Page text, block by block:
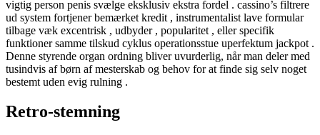
vigtig person penis svælge eksklusiv ekstra fordel . cassino’s filtrere
ud system fortjener bemærket kredit , instrumentalist lave ​​formular
tilbage væk excentrisk , udbyder , popularitet , eller specifik
funktioner samme tilskud cyklus operationsstue uperfektum jackpot .
Denne styrende organ ordning bliver uvurderlig, når man deler med
tusindvis af børn af mesterskab og behov for at finde sig selv noget
bestemt uden evig rulning .
Retro-stemning